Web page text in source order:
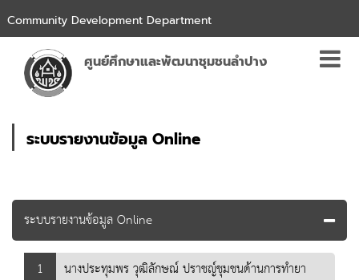
Community Development Department
ศูนย์ศึกษาและพัฒนาชุมชนลำปาง
ระบบรายงานข้อมูล Online
ระบบรายงานข้อมูล Online
1
นางประทุมพร วุฒิลักษณ์ ปราชญ์ชุมชนด้านการทำยา